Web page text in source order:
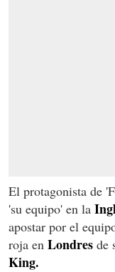
El protagonista de
'su equipo' en la
apostar por el
roja en Londres de
King.